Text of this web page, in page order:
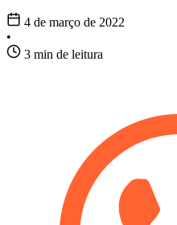
4 de março de 2022
•
3 min de leitura